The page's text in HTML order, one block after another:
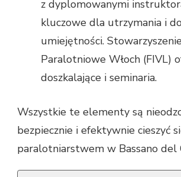
z dyplomowanymi
kluczowe dla utrzymania i
umiejętności.
Paralotniowe Włoch (FIVL)
doszkalające i seminaria.
Wszystkie te elementy są
bezpiecznie i efektywnie cieszyć
paralotniarstwem w Bassano del